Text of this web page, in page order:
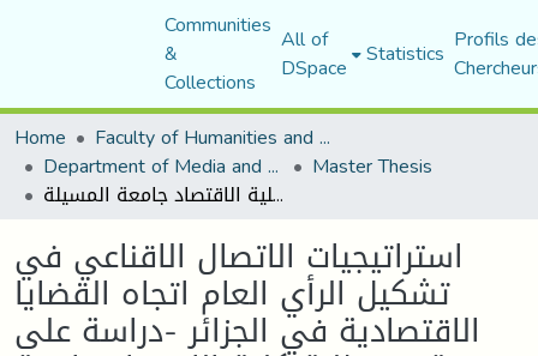
Communities
&
Collections
All of
DSpace Statistics Profils
Home
Faculty of Humanities and Social Sciences
Department of Media and Communication Studies Master Thesis
استراتيجيات الاتصال الاقناعي في تشكيل الرأي العام اتجاه القضايا الاقتصادية في الجزائر -دراسة على عينة من طلبة كلية الاقتصاد جامعة المسيلة
استراتيجيات الاتصال الاقناعي في
تشكيل الرأي العام اتجاه القضايا
الاقتصادية في الجزائر -دراسة على